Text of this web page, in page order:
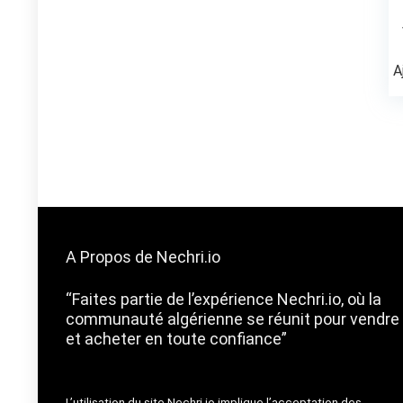
A Propos de Nechri.io
“Faites partie de l’expérience Nechri.io, où la
communauté algérienne se réunit pour vendre
et acheter en toute confiance”